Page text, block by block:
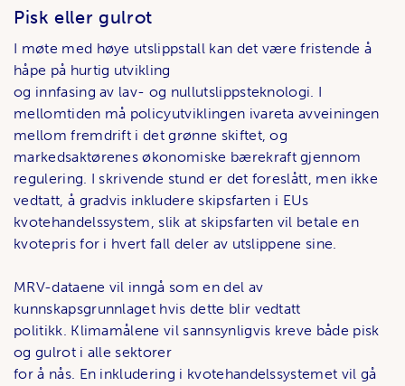
Pisk eller gulrot
I møte med høye utslippstall kan det være fristende å
håpe på hurtig utvikling
og innfasing av lav- og nullutslippsteknologi. I
mellomtiden må policyutviklingen ivareta avveiningen
mellom fremdrift i det grønne skiftet, og
markedsaktørenes økonomiske bærekraft gjennom
regulering. I skrivende stund er det foreslått, men ikke
vedtatt, å gradvis inkludere skipsfarten i EUs
kvotehandelssystem, slik at skipsfarten vil betale en
kvotepris for i hvert fall deler av utslippene sine.
MRV-dataene vil inngå som en del av
kunnskapsgrunnlaget hvis dette blir vedtatt
politikk. Klimamålene vil sannsynligvis kreve både pisk
og gulrot i alle sektorer
for å nås. En inkludering i kvotehandelssystemet vil gå